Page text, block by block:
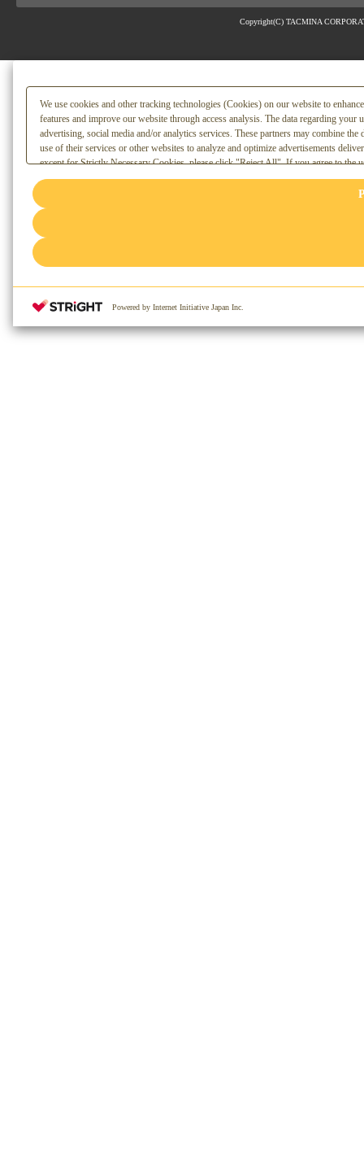
Copyright(C) TACMINA
We use cookies and other tracking technologies (Cookies) on our website to
features and improve our website through access analysis. The data regarding
advertising, social media and/or analytics services. These partners may combine
use of their services or other websites to analyze and optimize advertisements
except for Strictly Necessary Cookies, please click "Reject All". If you agree to the
"Privacy Settings". You can change your consent or rejection settings at any time
Powered by Internet Initiative Japan Inc.